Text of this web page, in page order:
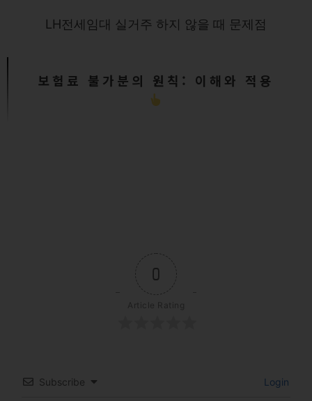
LH전세임대 실거주 하지 않을 때 문제점
보험료 불가분의 원칙: 이해와 적용
0
Article Rating
Subscribe Login